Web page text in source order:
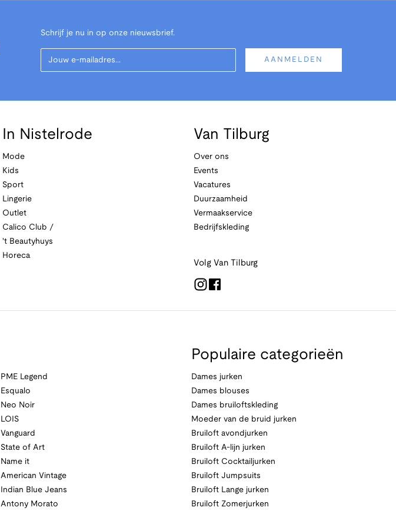
Schrijf je nu in op onze nieuwsbrief.
Your Email
AANMELDEN
In Nistelrode
Mode
Kids
Sport
Lingerie
Outlet
Calico Club /
't Beautyhuys
Horeca
Van Tilburg
Over ons
Events
Vacatures
Duurzaamheid
Vermaakservice
Bedrijfskleding
Volg Van Tilburg
PME Legend
Esqualo
Neo Noir
LOIS
Vanguard
State of Art
Name it
American Vintage
Indian Blue Jeans
Antony Morato
Populaire categorieën
Dames jurken
Dames blouses
Dames bruiloftskleding
Moeder van de bruid jurken
Bruiloft avondjurken
Bruiloft A-lijn jurken
Bruiloft Cocktailjurken
Bruiloft Jumpsuits
Bruiloft Lange jurken
Bruiloft Zomerjurken